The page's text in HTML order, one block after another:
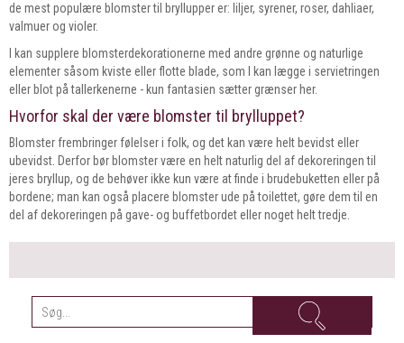
de mest populære blomster til bryllupper er: liljer, syrener, roser, dahliaer,
valmuer og violer.
I kan supplere blomsterdekorationerne med andre grønne og naturlige
elementer såsom kviste eller flotte blade, som I kan lægge i servietringen
eller blot på tallerkenerne - kun fantasien sætter grænser her.
Hvorfor skal der være blomster til brylluppet?
Blomster frembringer følelser i folk, og det kan være helt bevidst eller
ubevidst. Derfor bør blomster være en helt naturlig del af dekoreringen til
jeres bryllup, og de behøver ikke kun være at finde i brudebuketten eller på
bordene; man kan også placere blomster ude på toilettet, gøre dem til en
del af dekoreringen på gave- og buffetbordet eller noget helt tredje.